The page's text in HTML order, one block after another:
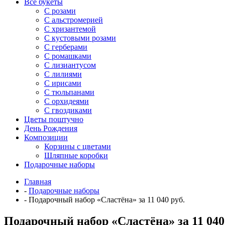
Все букеты
C розами
С альстромерией
С хризантемой
С кустовыми розами
С герберами
С ромашками
С лизиантусом
С лилиями
С ирисами
С тюльпанами
С орхидеями
С гвоздиками
Цветы поштучно
День Рождения
Композиции
Корзины с цветами
Шляпные коробки
Подарочные наборы
Главная
- Подарочные наборы
- Подарочный набор «Сластёна» за 11 040 руб.
Подарочный набор «Сластёна» за 11